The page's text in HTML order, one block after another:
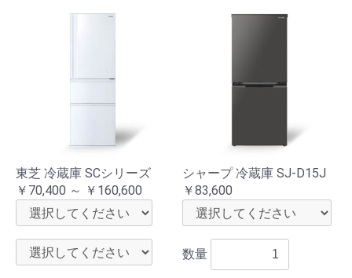
東芝 冷蔵庫 SCシリーズ
￥70,400 ～ ￥160,600
シャープ 冷蔵庫 SJ-D15J
￥83,600
数量